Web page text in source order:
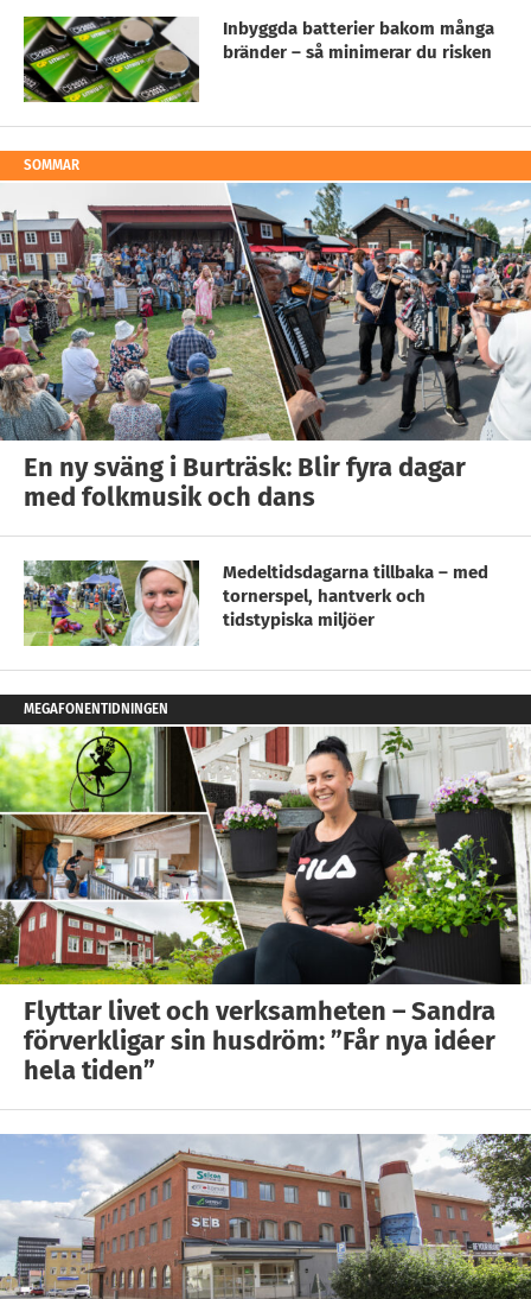
Inbyggda batterier bakom många
bränder – så minimerar du risken
SOMMAR
En ny sväng i Burträsk: Blir fyra dagar
med folkmusik och dans
Medeltidsdagarna tillbaka – med
tornerspel, hantverk och
tidstypiska miljöer
MEGAFONENTIDNINGEN
Flyttar livet och verksamheten – Sandra
förverkligar sin husdröm: ”Får nya idéer
hela tiden”